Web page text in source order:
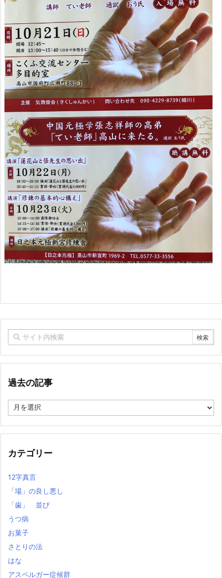
過去の記事
去
記
カテゴリー
12字真言
「場」の良し悪し
「歯」 並び
うつ病
お菓子
さとりの法
はな
アスペルガー症候群